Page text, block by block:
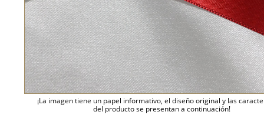
¡La imagen tiene un papel informativo, el diseño original y las
del producto se presentan a continuación!